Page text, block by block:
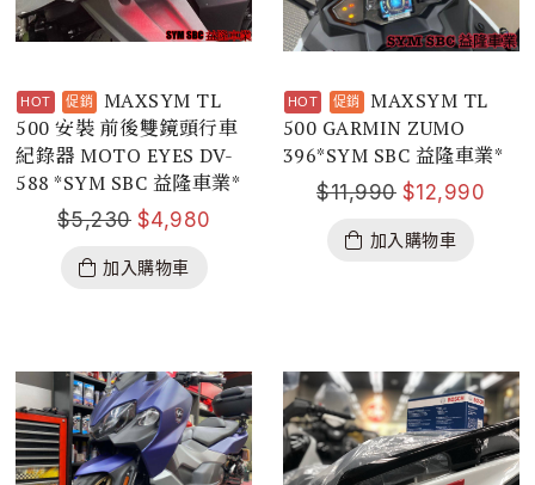
MAXSYM TL
500 安裝 前後雙鏡頭行車
紀錄器 MOTO EYES DV-
588 *SYM SBC 益隆車業*
$5,230 $4,980
加入購物車
MAXSYM TL
500 GARMIN ZUMO
396*SYM SBC 益隆車業*
$11,990 $12,990
加入購物車